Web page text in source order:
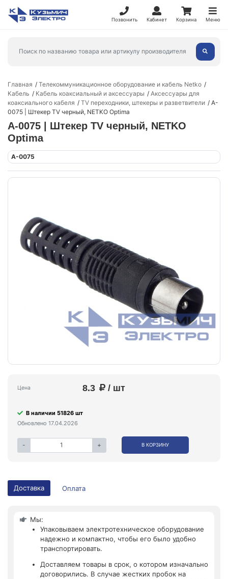
Позвонить Кабинет Корзина Меню
Главная
Телекоммуникационное оборудование и кабель Netko
Кабель
Кабель коаксиальный и аксессуары
Аксессуары для
коаксиального кабеля
TV переходники, штекеры и разветвители
A-
0075 | Штекер ТV черный, NETKO Optima
A-0075 | Штекер ТV черный, NETKO
Optima
A-0075
Цена 8.3 / шт
В наличии 51826 шт
Обновлено 17.04.2026
- + В КОРЗИНУ
Доставка Оплата
Мы:
Упаковываем электротехническое оборудование
надежно и компактно, чтобы его было удобно
транспортировать.
Доставляем товары в срок, о котором изначально
договорились. В случае жестких пробок на